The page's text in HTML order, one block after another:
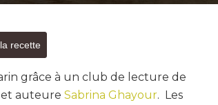
recette
grâce à un club de lecture de
et auteure Sabrina Ghayour. Les